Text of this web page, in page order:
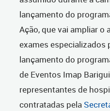
lançamento do
Ação, que vai ampliar o
exames especializados
lançamento do
de Eventos Imap
representantes de
contratadas pela